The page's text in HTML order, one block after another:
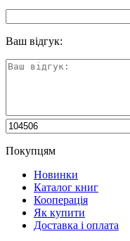
Ваш відгук:
Покупцям
Новинки
Каталог книг
Кооперація
Як купити
Доставка і оплата